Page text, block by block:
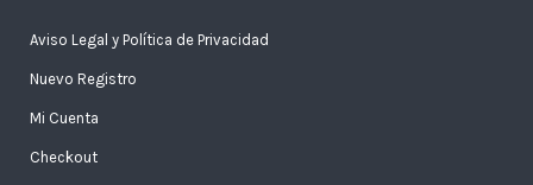
Aviso Legal y Política de Privacidad
Nuevo Registro
Mi Cuenta
Checkout